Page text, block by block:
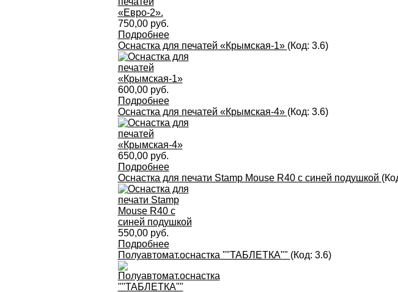
750,00 руб.
Подробнее
Оснастка для печатей «Крымская-1» (Код: 3.6)
600,00 руб.
Подробнее
Оснастка для печатей «Крымская-4» (Код: 3.6)
650,00 руб.
Подробнее
Оснастка для печати Stamp Mouse R40 с синей подушкой
550,00 руб.
Подробнее
Полуавтомат.оснастка ""ТАБЛЕТКА"" (Код: 3.6)